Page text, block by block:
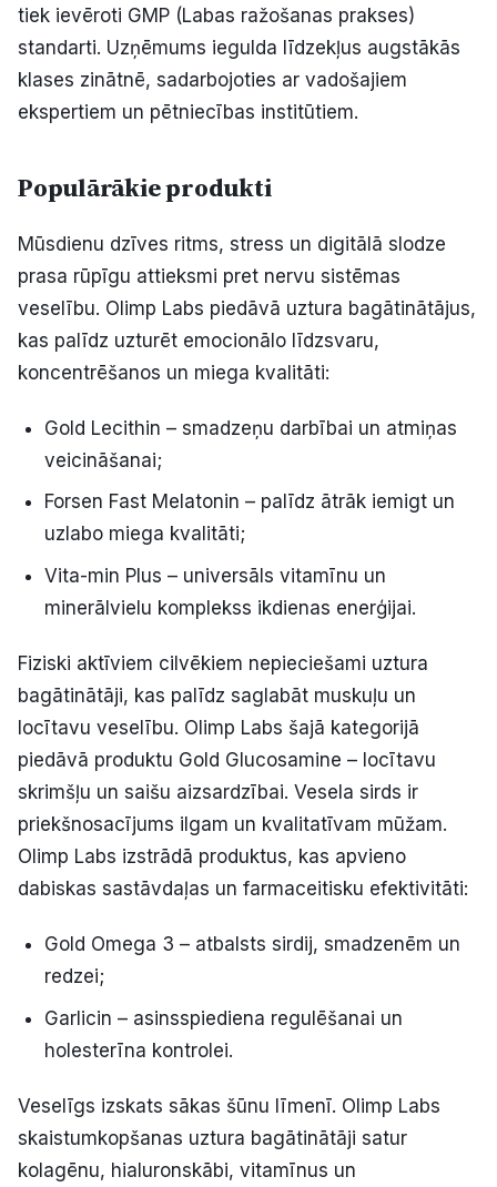
tiek ievēroti GMP (Labas ražošanas prakses)
standarti. Uzņēmums iegulda līdzekļus augstākās
klases zinātnē, sadarbojoties ar vadošajiem
ekspertiem un pētniecības institūtiem.
Populārākie produkti
Mūsdienu dzīves ritms, stress un digitālā slodze
prasa rūpīgu attieksmi pret nervu sistēmas
veselību. Olimp Labs piedāvā uztura bagātinātājus,
kas palīdz uzturēt emocionālo līdzsvaru,
koncentrēšanos un miega kvalitāti:
Gold Lecithin – smadzeņu darbībai un atmiņas
veicināšanai;
Forsen Fast Melatonin – palīdz ātrāk iemigt un
uzlabo miega kvalitāti;
Vita-min Plus – universāls vitamīnu un
minerālvielu komplekss ikdienas enerģijai.
Fiziski aktīviem cilvēkiem nepieciešami uztura
bagātinātāji, kas palīdz saglabāt muskuļu un
locītavu veselību. Olimp Labs šajā kategorijā
piedāvā produktu Gold Glucosamine – locītavu
skrimšļu un saišu aizsardzībai. Vesela sirds ir
priekšnosacījums ilgam un kvalitatīvam mūžam.
Olimp Labs izstrādā produktus, kas apvieno
dabiskas sastāvdaļas un farmaceitisku efektivitāti:
Gold Omega 3 – atbalsts sirdij, smadzenēm un
redzei;
Garlicin – asinsspiediena regulēšanai un
holesterīna kontrolei.
Veselīgs izskats sākas šūnu līmenī. Olimp Labs
skaistumkopšanas uztura bagātinātāji satur
kolagēnu, hialuronskābi, vitamīnus un